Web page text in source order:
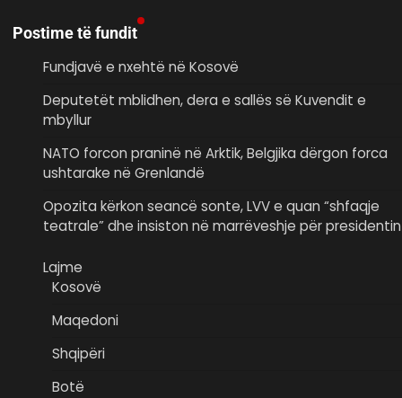
Postime të fundit
Fundjavë e nxehtë në Kosovë
Deputetët mblidhen, dera e sallës së Kuvendit e
mbyllur
NATO forcon praninë në Arktik, Belgjika dërgon forca
ushtarake në Grenlandë
Opozita kërkon seancë sonte, LVV e quan “shfaqje
teatrale” dhe insiston në marrëveshje për presidentin
Lajme
Kosovë
Maqedoni
Shqipëri
Botë